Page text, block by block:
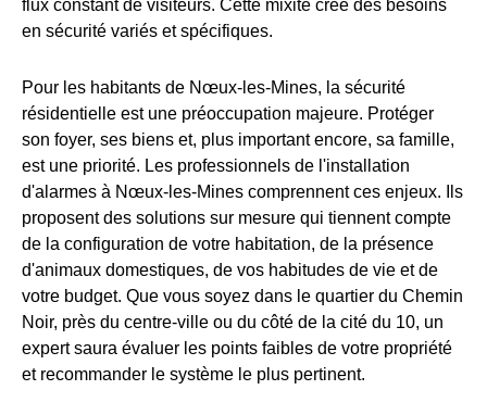
flux constant de visiteurs. Cette mixité crée des besoins
en sécurité variés et spécifiques.
Pour les habitants de Nœux-les-Mines, la sécurité
résidentielle est une préoccupation majeure. Protéger
son foyer, ses biens et, plus important encore, sa famille,
est une priorité. Les professionnels de l'installation
d'alarmes à Nœux-les-Mines comprennent ces enjeux. Ils
proposent des solutions sur mesure qui tiennent compte
de la configuration de votre habitation, de la présence
d'animaux domestiques, de vos habitudes de vie et de
votre budget. Que vous soyez dans le quartier du Chemin
Noir, près du centre-ville ou du côté de la cité du 10, un
expert saura évaluer les points faibles de votre propriété
et recommander le système le plus pertinent.